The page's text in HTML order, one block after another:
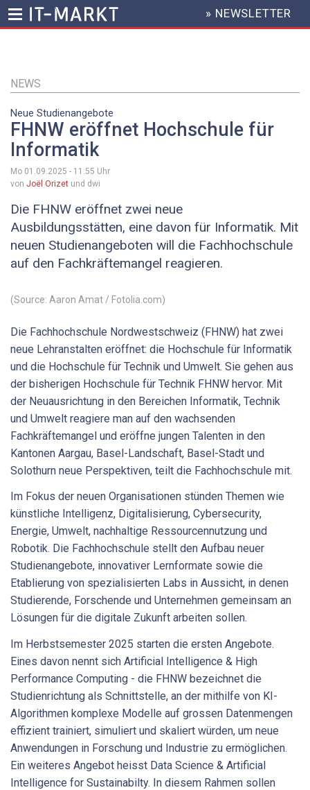
Inhalt
HEADER
MENU
» NEWSLETTER
NEWS
Neue Studienangebote
FHNW eröffnet Hochschule für
Informatik
Mo 01.09.2025 - 11:55 Uhr
von Joël Orizet und dwi
Die FHNW eröffnet zwei neue
Ausbildungsstätten, eine davon für Informatik. Mit
neuen Studienangeboten will die Fachhochschule
auf den Fachkräftemangel reagieren.
(Source: Aaron Amat / Fotolia.com)
Die Fachhochschule Nordwestschweiz (FHNW) hat zwei
neue Lehranstalten eröffnet: die Hochschule für Informatik
und die Hochschule für Technik und Umwelt. Sie gehen aus
der bisherigen Hochschule für Technik FHNW hervor. Mit
der Neuausrichtung in den Bereichen Informatik, Technik
und Umwelt reagiere man auf den wachsenden
Fachkräftemangel und eröffne jungen Talenten in den
Kantonen Aargau, Basel-Landschaft, Basel-Stadt und
Solothurn neue Perspektiven, teilt die Fachhochschule mit.
Im Fokus der neuen Organisationen stünden Themen wie
künstliche Intelligenz, Digitalisierung, Cybersecurity,
Energie, Umwelt, nachhaltige Ressourcennutzung und
Robotik. Die Fachhochschule stellt den Aufbau neuer
Studienangebote, innovativer Lernformate sowie die
Etablierung von spezialisierten Labs in Aussicht, in denen
Studierende, Forschende und Unternehmen gemeinsam an
Lösungen für die digitale Zukunft arbeiten sollen.
Im Herbstsemester 2025 starten die ersten Angebote.
Eines davon nennt sich Artificial Intelligence & High
Performance Computing - die FHNW bezeichnet die
Studienrichtung als Schnittstelle, an der mithilfe von KI-
Algorithmen komplexe Modelle auf grossen Datenmengen
effizient trainiert, simuliert und skaliert würden, um neue
Anwendungen in Forschung und Industrie zu ermöglichen.
Ein weiteres Angebot heisst Data Science & Artificial
Intelligence for Sustainabilty. In diesem Rahmen sollen